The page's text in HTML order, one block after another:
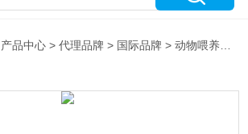
产品中心 >代理品牌 > 国际品牌 > 动物喂养针cadencescience 9927B